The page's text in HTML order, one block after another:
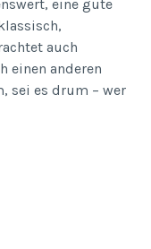
eine gute
auch
einen anderen
sei es drum – wer